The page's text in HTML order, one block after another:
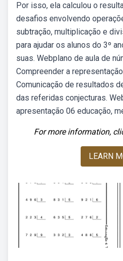
Por isso, ela calculou o
desafios envolvendo
subtração, multiplicação e
para ajudar os alunos do 3º
suas. Webplano de aula de
Compreender a
Comunicação de resultados
das referidas conjecturas.
apresentação 06 educação,
For more information,
LEARN